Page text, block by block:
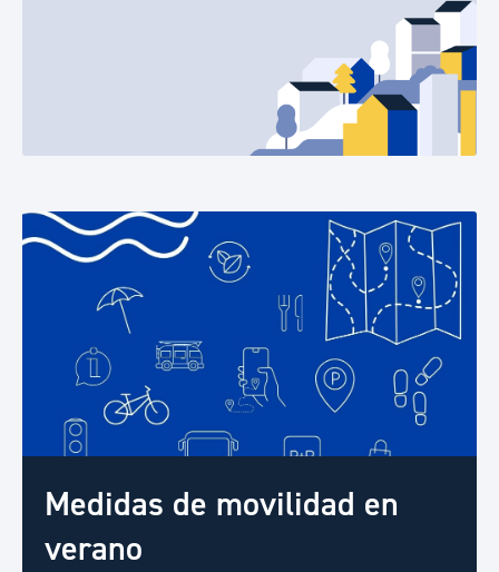
Medidas de movilidad en
verano